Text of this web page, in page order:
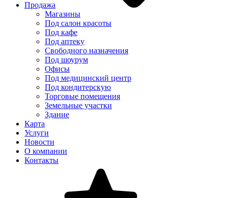
Продажа
Магазины
Под салон красоты
Под кафе
Под аптеку
Свободного назначения
Под шоурум
Офисы
Под медицинский центр
Под кондитерскую
Торговые помещения
Земельные участки
Здание
Карта
Услуги
Новости
О компании
Контакты